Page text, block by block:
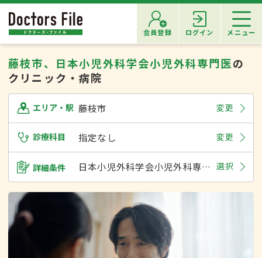
会員登録 ログイン メニュー
藤枝市、日本小児外科学会小児外科専門医の
クリニック・病院
エリア・駅 藤枝市 変更
診療科目 指定なし 変更
詳細条件 日本小児外科学会小児外科専門医 選択